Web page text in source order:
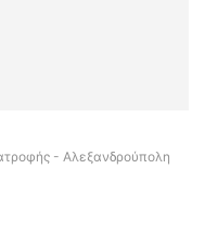
- Αλεξανδρούπολη